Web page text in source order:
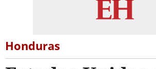
Honduras